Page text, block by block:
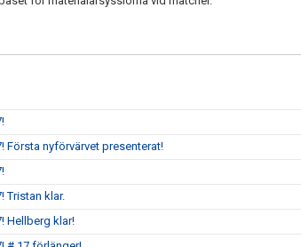
Första nyförvärvet presenterat!
Tristan klar.
Hellberg klar!